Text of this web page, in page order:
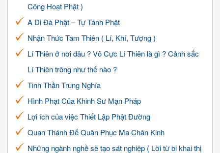
Công Hoạt Phật )
A Di Đà Phật – Tự Tánh Phật
Nhận Thức Tam Thiên ( Lí, Khí, Tượng )
Lí Thiên ở nơi đâu ? Vô Cực Lí Thiên là gì ? Cảnh sắc
Lí Thiên trông như thế nào ?
Tinh Thần Trung Nghĩa
Hình Phạt Của Khinh Sư Mạn Pháp
Lợi ích của việc Thiết Lập Phật Đường
Quan Thánh Đế Quân Phục Ma Chân Kinh
Những ngành nghề sẽ tạo sát nghiệp ( Lời từ bi khai thị